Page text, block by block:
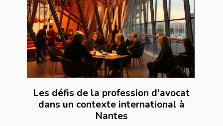
Les défis de la profession d'avocat
dans un contexte international à
Nantes